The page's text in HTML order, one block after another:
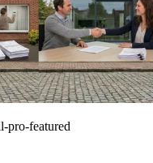
pro-featured